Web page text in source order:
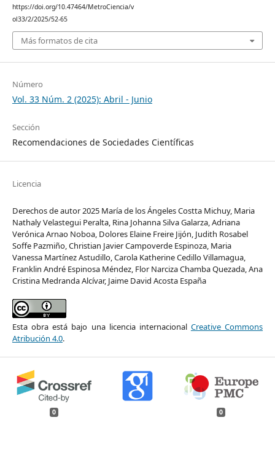
https://doi.org/10.47464/MetroCiencia/v
ol33/2/2025/52-65
Más formatos de cita
Número
Vol. 33 Núm. 2 (2025): Abril - Junio
Sección
Recomendaciones de Sociedades Científicas
Licencia
Derechos de autor 2025 María de los Ángeles Costta Michuy, Maria
Nathaly Velastegui Peralta, Rina Johanna Silva Galarza, Adriana
Verónica Arnao Noboa, Dolores Elaine Freire Jijón, Judith Rosabel
Soffe Pazmiño, Christian Javier Campoverde Espinoza, Maria
Vanessa Martínez Astudillo, Carola Katherine Cedillo Villamagua,
Franklin André Espinosa Méndez, Flor Narciza Chamba Quezada, Ana
Cristina Medranda Alcívar, Jaime David Acosta España
Esta obra está bajo una licencia internacional Creative Commons
Atribución 4.0.
0 0